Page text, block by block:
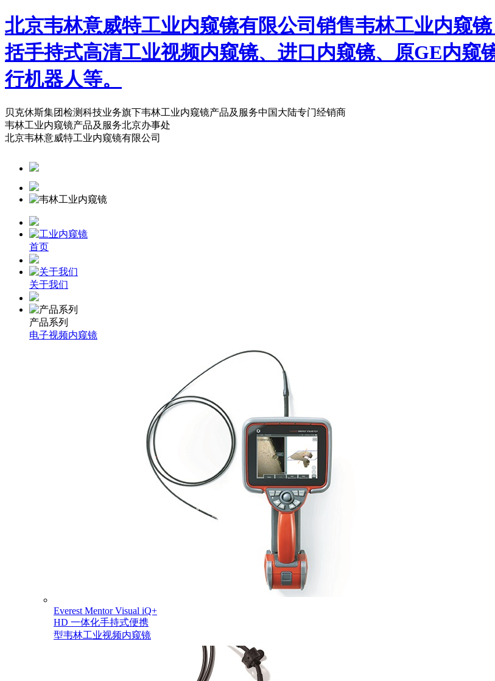
北京韦林意威特工业内窥镜有限公司销售韦林工业内窥
括手持式高清工业视频内窥镜、进口内窥镜、原GE内窥
行机器人等。
贝克休斯集团检测科技业务旗下韦林工业内窥镜产品及服务中国大陆专门经销商
韦林工业内窥镜产品及服务北京办事处
北京韦林意威特工业内窥镜有限公司
首页
关于我们
产品系列
电子视频内窥镜
Everest Mentor Visual iQ+
HD 一体化手持式便携
型韦林工业视频内窥镜